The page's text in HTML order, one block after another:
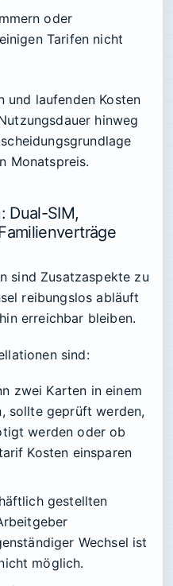
oder
Tarifen nicht
und laufenden Kosten
hinweg
Monatspreis.
Dual-SIM,
sind Zusatzaspekte zu
reibungslos abläuft
erreichbar bleiben.
sind:
zwei Karten in einem
sollte geprüft werden,
werden oder ob
Kosten einsparen
gestellten
Wechsel ist
möglich.